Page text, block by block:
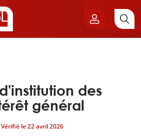
des
général
Vérifié le22 avril 2026